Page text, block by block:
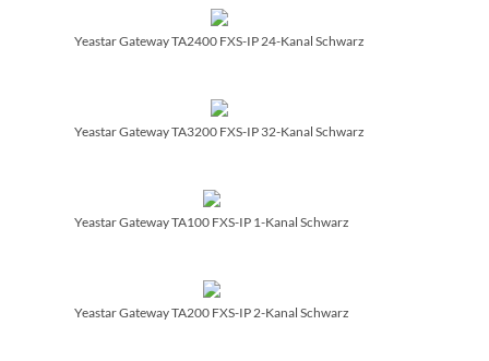
Yeastar Gateway TA2400 FXS-IP 24-Kanal Schwarz
Yeastar Gateway TA3200 FXS-IP 32-Kanal Schwarz
Yeastar Gateway TA100 FXS-IP 1-Kanal Schwarz
Yeastar Gateway TA200 FXS-IP 2-Kanal Schwarz